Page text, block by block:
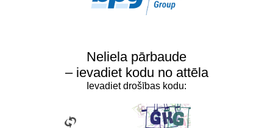
Neliela pārbaude
– ievadiet kodu no attēla
Ievadiet drošības kodu: